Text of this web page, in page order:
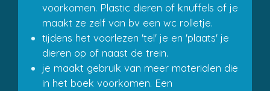
voorkomen. Plastic dieren of knuffels of je
maakt ze zelf van bv een wc rolletje.
tijdens het voorlezen 'tel' je en 'plaats' je
dieren op of naast de trein.
je maakt gebruik van meer materialen die
in het boek voorkomen. Een